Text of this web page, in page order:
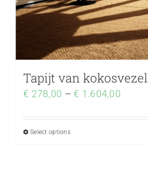
Tapijt van kokosvezel
€ 278,00 –€ 1.604,00
Select options